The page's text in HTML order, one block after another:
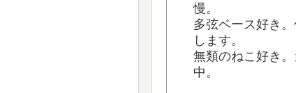
慢。
多弦ベース好き
します。
無類のねこ好き
中。